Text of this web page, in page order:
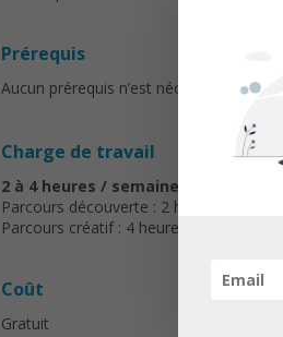
Prérequis
Aucun prérequis n’est nécessaire pour
Charge de travail
2 à 4 heures / semaine
Parcours découverte : 2 heures /
Parcours créatif : 4 heures / semaine
Coût
Gratuit